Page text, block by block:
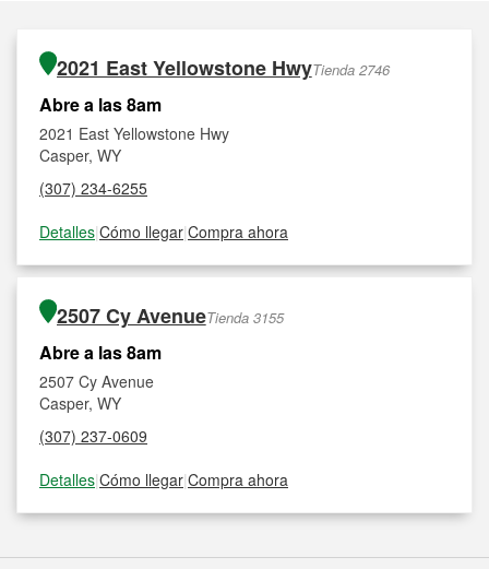
2021 East Yellowstone HwyTienda 2746
Abre a las 8am
2021 East Yellowstone Hwy
Casper, WY
(307) 234-6255
Detalles|Cómo llegar|Compra ahora
2507 Cy AvenueTienda 3155
Abre a las 8am
2507 Cy Avenue
Casper, WY
(307) 237-0609
Detalles|Cómo llegar|Compra ahora